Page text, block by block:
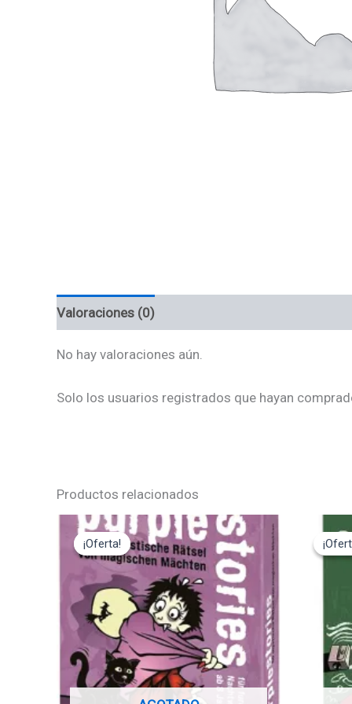
Valoraciones (0)
No hay valoraciones aún.
Solo los usuarios registrados que hayan
Productos relacionados
¡Oferta!
¡Oferta!
El
precio
original
era:
12,95€.
El
precio
actual
es:
11,65€.